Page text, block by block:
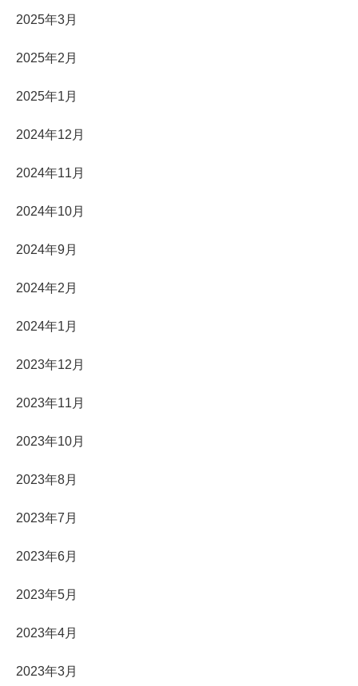
2025年3月
2025年2月
2025年1月
2024年12月
2024年11月
2024年10月
2024年9月
2024年2月
2024年1月
2023年12月
2023年11月
2023年10月
2023年8月
2023年7月
2023年6月
2023年5月
2023年4月
2023年3月